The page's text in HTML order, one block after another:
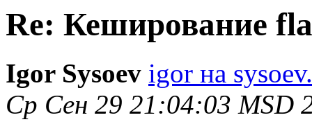
Re: Кеширование
Igor Sysoev igor на
Ср Сен 29 21:04:03 MSD